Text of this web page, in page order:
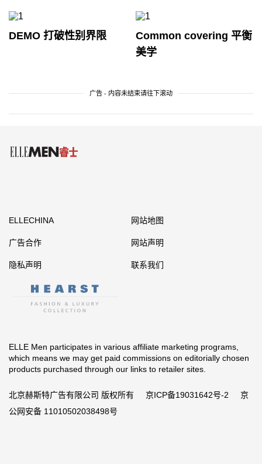
DEMO 打破性别界限
Common covering 平衡
美学
广告 - 内容未结束请往下滚动
ELLECHINA 网站地图
广告合作 网站声明
隐私声明 联系我们
ELLE Men participates in various affiliate marketing programs,
which means we may get paid commissions on editorially chosen
products purchased through our links to retailer sites.
北京赫斯特广告有限公司 版权所有 京ICP备19031642号-2
京
公网安备 11010502038498号